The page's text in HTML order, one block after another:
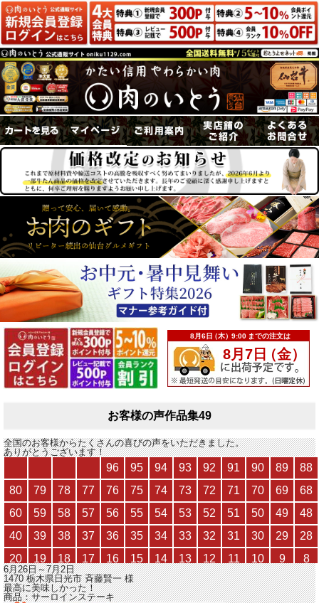
お客様の声作品集49
全国のお客様からたくさんの喜びの声をいただきました。
ありがとうございます！
6月26日～7月2日
1470 栃木県日光市斉藤賢一様
最高に美味しかった！
商品：サーロインステーキ